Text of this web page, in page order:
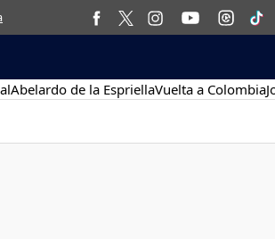
Abelardo de la EspriellaVuelta a Colombia